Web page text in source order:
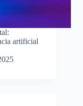
artificial